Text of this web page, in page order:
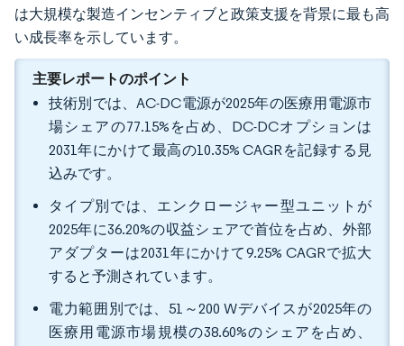
は大規模な製造インセンティブと政策支援を背景に最も高
い成長率を示しています。
主要レポートのポイント
技術別では、AC-DC電源が2025年の医療用電源市
場シェアの77.15%を占め、DC-DCオプションは
2031年にかけて最高の10.35% CAGRを記録する見
込みです。
タイプ別では、エンクロージャー型ユニットが
2025年に36.20%の収益シェアで首位を占め、外部
アダプターは2031年にかけて9.25% CAGRで拡大
すると予測されています。
電力範囲別では、51～200 Wデバイスが2025年の
医療用電源市場規模の38.60%のシェアを占め、